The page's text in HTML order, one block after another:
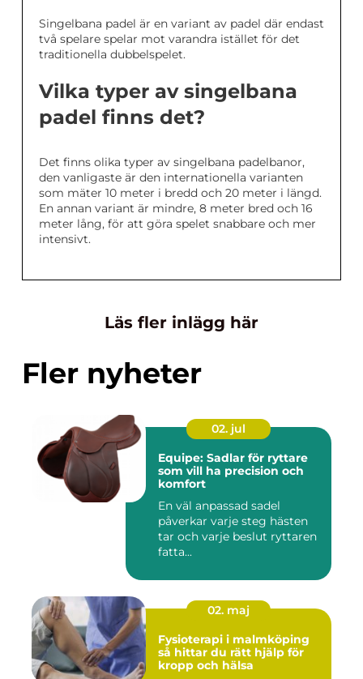
Singelbana padel är en variant av padel där endast
två spelare spelar mot varandra istället för det
traditionella dubbelspelet.
Vilka typer av singelbana
padel finns det?
Det finns olika typer av singelbana padelbanor,
den vanligaste är den internationella varianten
som mäter 10 meter i bredd och 20 meter i längd.
En annan variant är mindre, 8 meter bred och 16
meter lång, för att göra spelet snabbare och mer
intensivt.
Läs fler inlägg här
Fler nyheter
02. jul
Equipe: Sadlar för ryttare
som vill ha precision och
komfort
En väl anpassad sadel
påverkar varje steg hästen
tar och varje beslut ryttaren
fatta...
02. maj
Fysioterapi i malmköping
så hittar du rätt hjälp för
kropp och hälsa